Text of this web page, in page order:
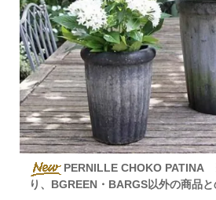
PERNILLE CHOKO PATINA
り、BGREEN・BARGS以外の商品と